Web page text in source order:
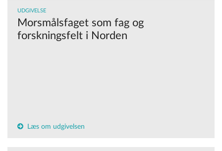
UDGIVELSE
Morsmålsfaget som fag og
forskningsfelt i Norden
Læs om udgivelsen